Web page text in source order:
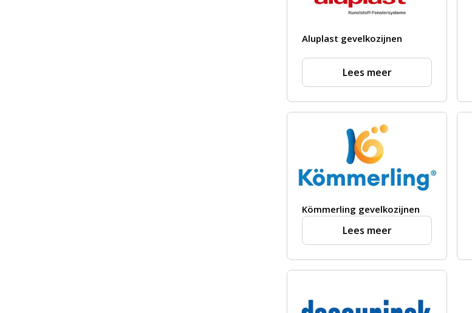
Aluplast gevelkozijnen
Lees meer
Kömmerling gevelkozijnen
Lees meer